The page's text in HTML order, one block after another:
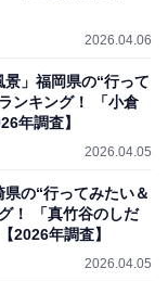
2026.04.06
景」福岡県の“行って
ンキング！ 「小倉
年調査】
2026.04.05
県の“行ってみたい＆
！ 「真竹谷のしだ
2026年調査】
2026.04.05